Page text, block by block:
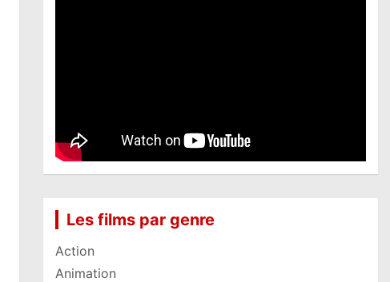
Les films par genre
Action
Animation